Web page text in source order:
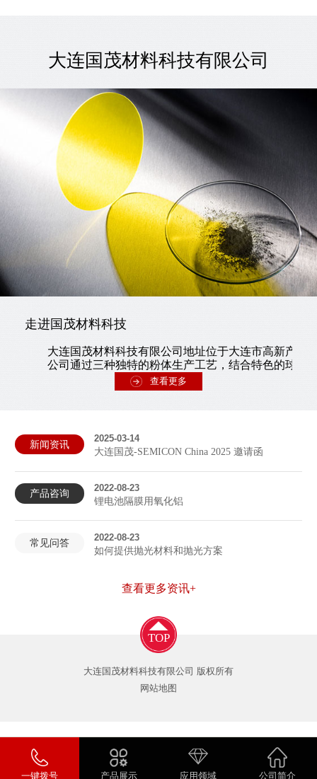
大连国茂材料科技有限公司
走进国茂材料科技
大连国茂材料科技有限公司地址位于大连市高新产业
公司通过三种独特的粉体生产工艺，结合特色的球磨分
查看更多
新闻资讯
2025-03-14
大连国茂-SEMICON China 2025 邀请函
产品咨询
2022-08-23
锂电池隔膜用氧化铝
常见问答
2022-08-23
如何提供抛光材料和抛光方案
查看更多资讯+
TOP
大连国茂材料科技有限公司 版权所有
网站地图
一键拨号 产品展示 应用领域 公司简介